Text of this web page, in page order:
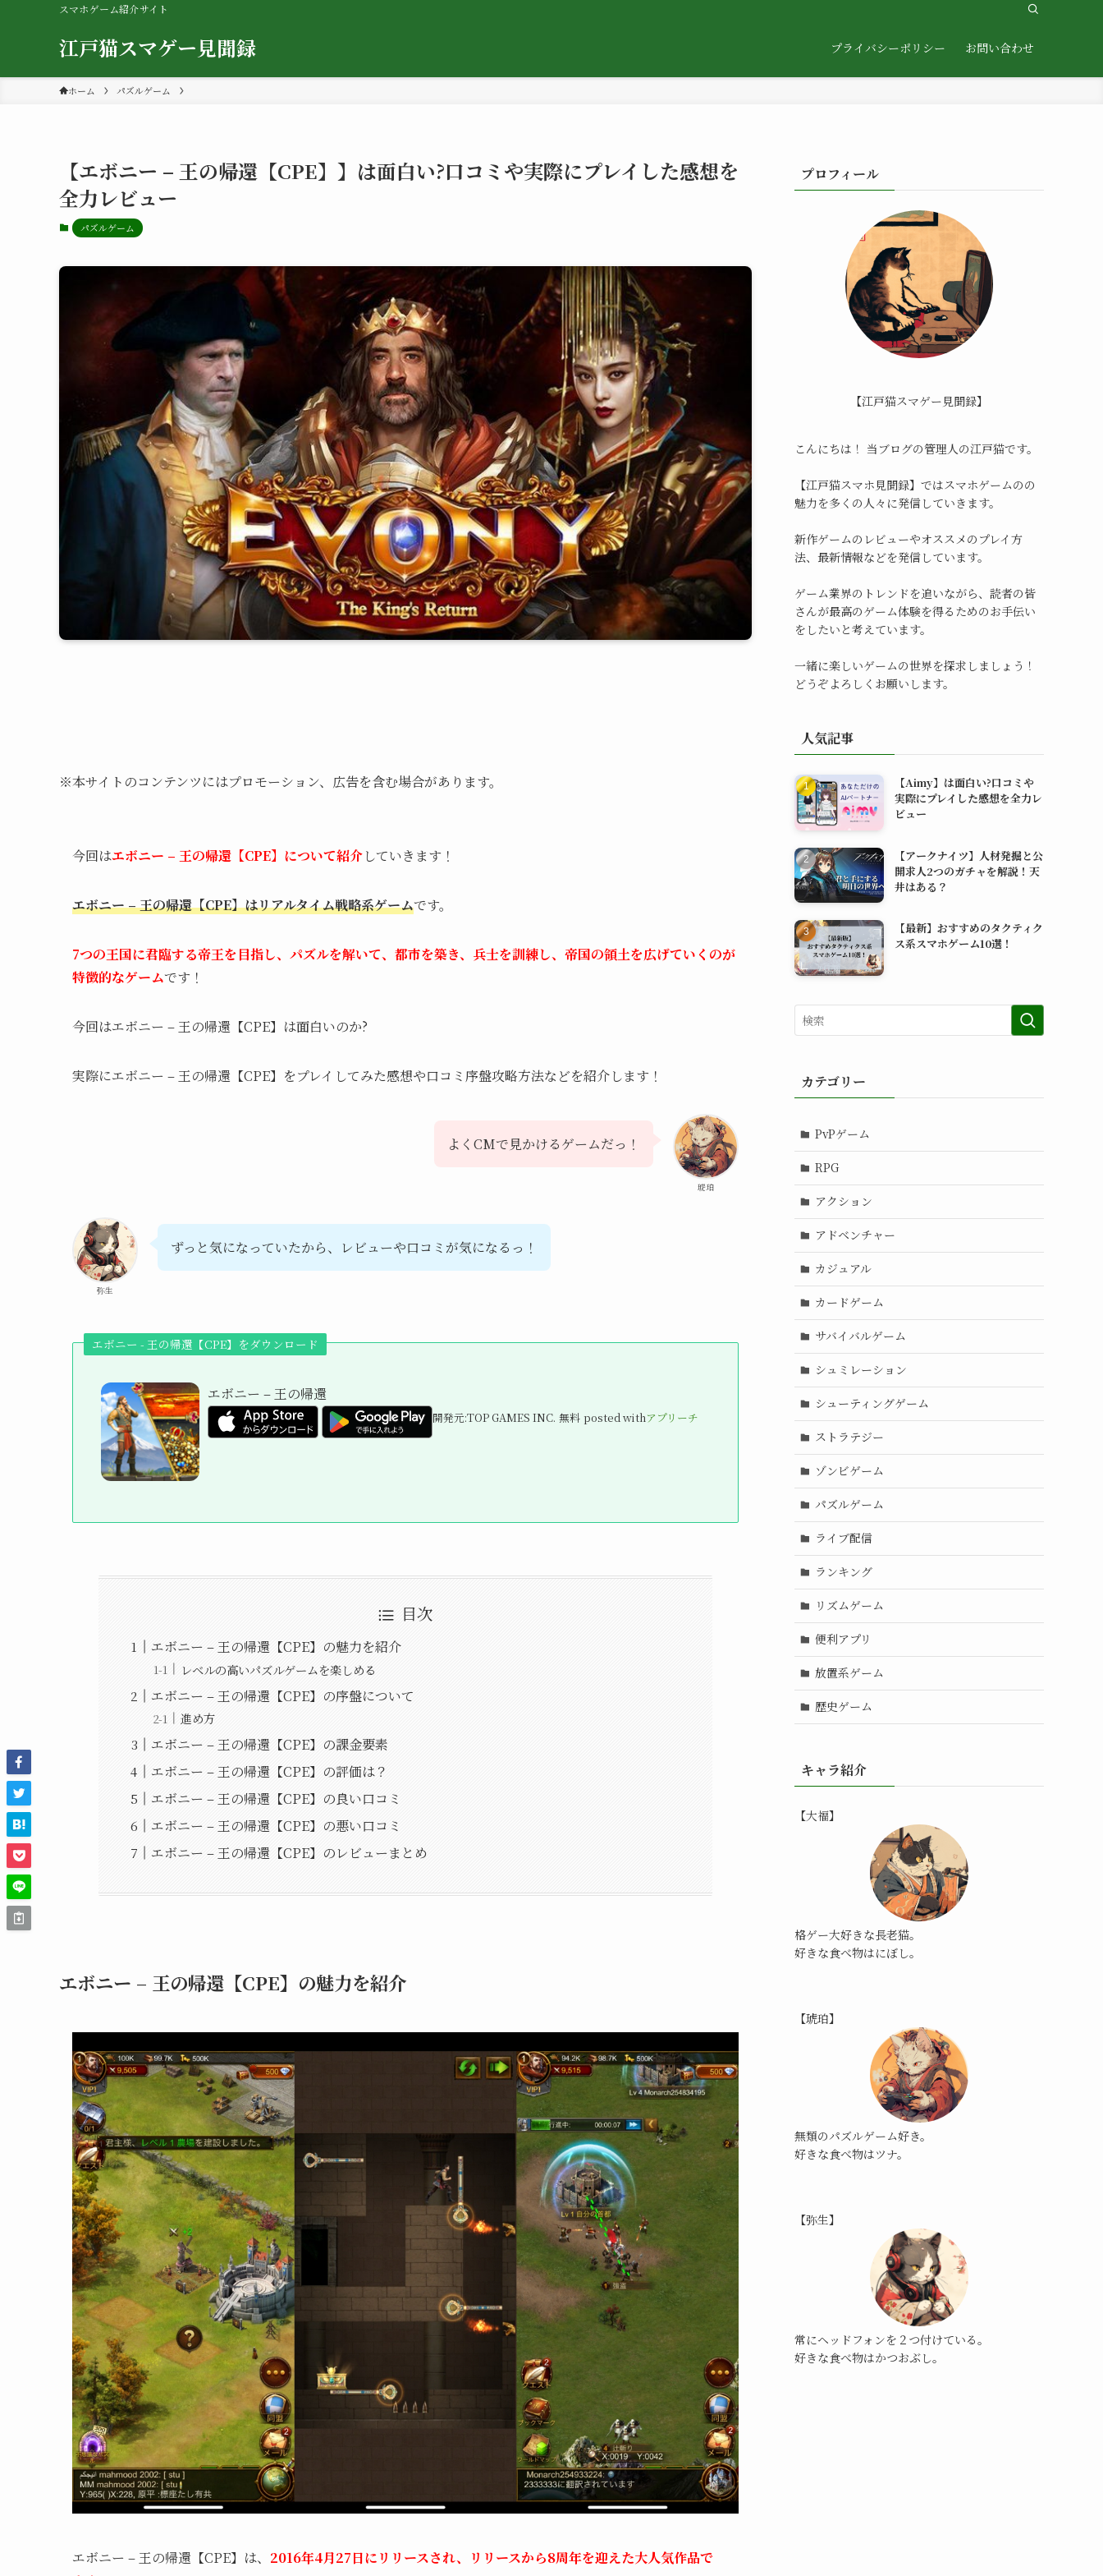
スマホゲーム紹介サイト
江戸猫スマゲー見聞録 プライバシーポリシー お問い合わせ
ホーム パズルゲーム
【エボニー – 王の帰還【CPE】】は面白い?口コミや実際にプレイした感想を
全力レビュー
パズルゲーム
※本サイトのコンテンツにはプロモーション、広告を含む場合があります。
今回はエボニー – 王の帰還【CPE】について紹介していきます！
エボニー – 王の帰還【CPE】はリアルタイム戦略系ゲームです。
7つの王国に君臨する帝王を目指し、パズルを解いて、都市を築き、兵士を訓練し、帝国の領土を広げていくのが
特徴的なゲームです！
今回はエボニー – 王の帰還【CPE】は面白いのか?
実際にエボニー – 王の帰還【CPE】をプレイしてみた感想や口コミ 序盤攻略方法などを紹介します！
琥珀
よくCMで見かけるゲームだっ！
弥生
ずっと気になっていたから、レビューや口コミが気になるっ！
エボニー - 王の帰還【CPE】をダウンロード
エボニー – 王の帰還
開発元:TOP GAMES INC. 無料 posted withアプリーチ
目次
エボニー – 王の帰還【CPE】の魅力を紹介
レベルの高いパズルゲームを楽しめる
エボニー – 王の帰還【CPE】の序盤について
進め方
エボニー – 王の帰還【CPE】の課金要素
エボニー – 王の帰還【CPE】の評価は？
エボニー – 王の帰還【CPE】の良い口コミ
エボニー – 王の帰還【CPE】の悪い口コミ
エボニー – 王の帰還【CPE】のレビューまとめ
エボニー – 王の帰還【CPE】の魅力を紹介
エボニー – 王の帰還【CPE】は、 2016年4月27日にリリースされ、リリースから8周年を迎えた大人気作品で
プロフィール
【江戸猫スマゲー見聞録】
こんにちは！ 当ブログの管理人の江戸猫です。
【江戸猫スマホ見聞録】ではスマホゲームのの
魅力を多くの人々に発信していきます。
新作ゲームのレビューやオススメのプレイ方
法、最新情報などを発信しています。
ゲーム業界のトレンドを追いながら、読者の皆
さんが最高のゲーム体験を得るためのお手伝い
をしたいと考えています。
一緒に楽しいゲームの世界を探求しましょう！
どうぞよろしくお願いします。
人気記事
【Aimy】は面白い?口コミや
実際にプレイした感想を全力レ
ビュー
【アークナイツ】人材発掘と公
開求人2つのガチャを解説！天
井はある？
【最新】おすすめのタクティク
ス系スマホゲーム10選！
カテゴリー
PvPゲーム
RPG
アクション
アドベンチャー
カジュアル
カードゲーム
サバイバルゲーム
シュミレーション
シューティングゲーム
ストラテジー
ゾンビゲーム
パズルゲーム
ライブ配信
ランキング
リズムゲーム
便利アプリ
放置系ゲーム
歴史ゲーム
キャラ紹介
【大福】
格ゲー大好きな長老猫。
好きな食べ物はにぼし。
【琥珀】
無類のパズルゲーム好き。
好きな食べ物はツナ。
【弥生】
常にヘッドフォンを２つ付けている。
好きな食べ物はかつおぶし。